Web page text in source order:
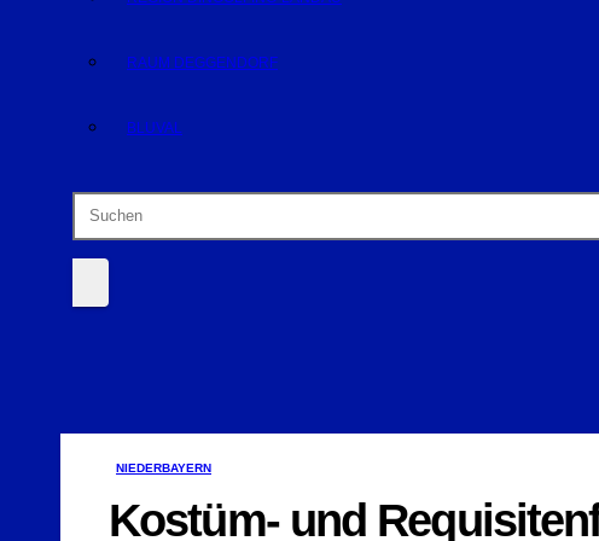
RAUM DEGGENDORF
BLUVAL
NIEDERBAYERN
Kostüm- und